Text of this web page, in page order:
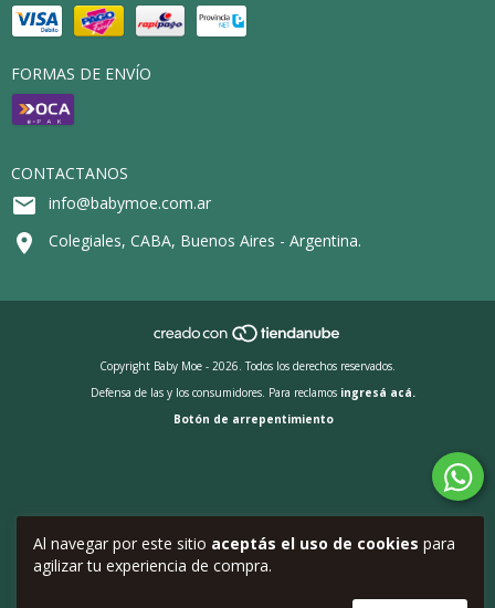
Al navegar por este sitio aceptás el uso de cookies para
agilizar tu experiencia de compra.
FORMAS DE ENVÍO
CONTACTANOS
info@babymoe.com.ar
Colegiales, CABA, Buenos Aires - Argentina.
Copyright Baby Moe - 2026. Todos los derechos reservados.
Defensa de las y los consumidores. Para reclamos ingresá acá.
Botón de arrepentimiento